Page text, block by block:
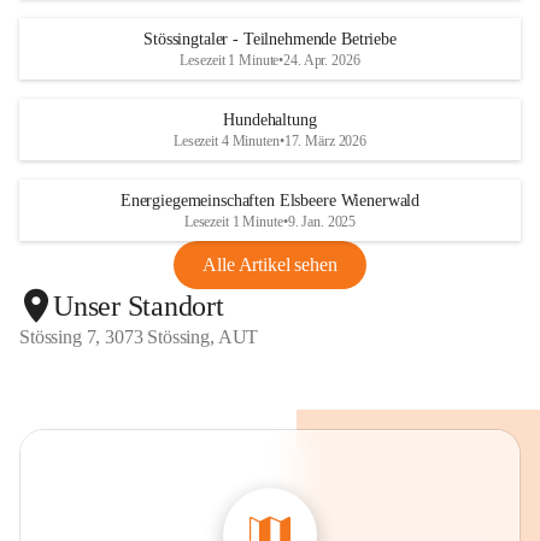
Stössingtaler - Teilnehmende Betriebe
Lesezeit 1 Minute•24. Apr. 2026
Hundehaltung
Lesezeit 4 Minuten•17. März 2026
Energiegemeinschaften Elsbeere Wienerwald
Lesezeit 1 Minute•9. Jan. 2025
Alle Artikel sehen
Unser Standort
Stössing 7, 3073 Stössing, AUT